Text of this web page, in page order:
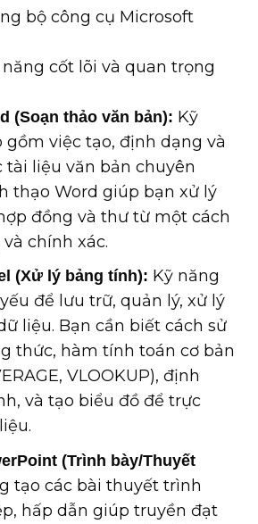
bộ công cụ Microsoft
cốt lõi và quan trọng
(Soạn thảo văn bản): Kỹ
gồm việc tạo, định dạng và
tài liệu văn bản chuyên
thạo Word giúp bạn xử lý
đồng và thư từ một cách
chính xác.
(Xử lý bảng tính): Kỹ năng
để lưu trữ, quản lý, xử lý
liệu. Bạn cần biết cách sử
thức, hàm tính toán cơ bản
VLOOKUP), định
và tạo biểu đồ để trực
(Trình bày/Thuyết
tạo các bài thuyết trình
hấp dẫn giúp truyền đạt